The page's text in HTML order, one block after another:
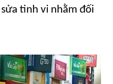
tinh vi nhằm đối